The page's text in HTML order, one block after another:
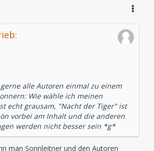
alle Autoren einmal zu einem
Wie wähle ich meinen
echt grausam, "Nacht der Tiger" ist
vorbei am Inhalt und die anderen
werden nicht besser sein *g*
man Sonnleitner und den Autoren